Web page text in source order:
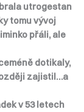
utrogestan
tomu vývoj
přáli, ale
dotikaly,
zajistil…a
v 53 letech